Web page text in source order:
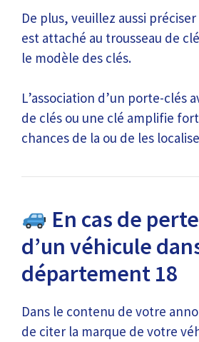
De plus, veuillez aussi
est attaché au trousseau de
le modèle des clés.
L’association d’un porte-clés
de clés ou une clé amplifie
chances de la ou de les
En cas de
d’un véhicule
département 18
Dans le contenu de votre
de citer la marque de votre